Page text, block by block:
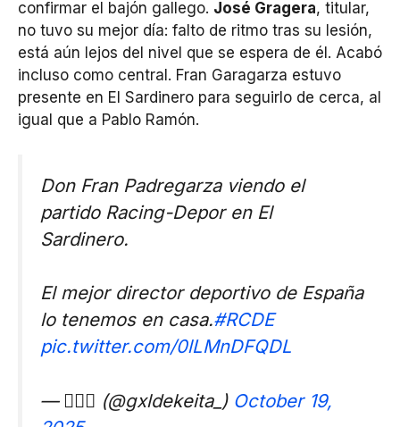
confirmar el bajón gallego. José Gragera, titular,
no tuvo su mejor día: falto de ritmo tras su lesión,
está aún lejos del nivel que se espera de él. Acabó
incluso como central. Fran Garagarza estuvo
presente en El Sardinero para seguirlo de cerca, al
igual que a Pablo Ramón.
Don Fran Padregarza viendo el
partido Racing-Depor en El
Sardinero.
El mejor director deportivo de España
lo tenemos en casa.#RCDE
pic.twitter.com/0lLMnDFQDL
— 🙅🏿‍♂️ (@gxldekeita_) October 19,